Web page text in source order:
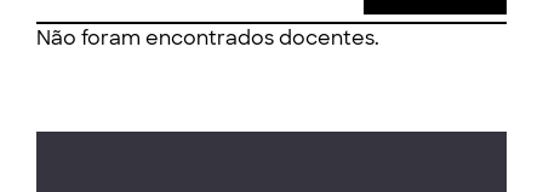
Não foram encontrados docentes.